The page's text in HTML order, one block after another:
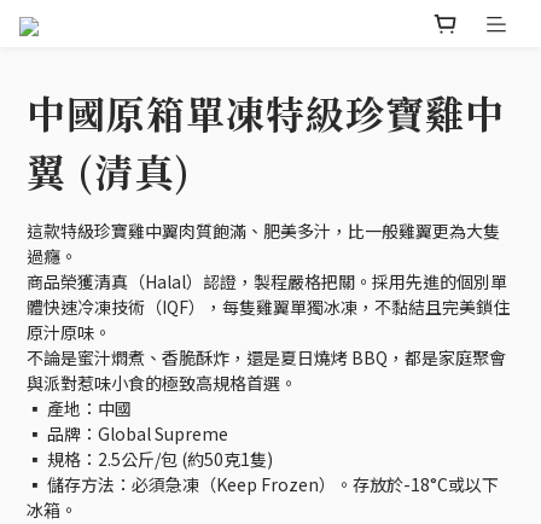
中國原箱單凍特級珍寶雞中
翼 (清真)
這款特級珍寶雞中翼肉質飽滿、肥美多汁，比一般雞翼更為大隻
過癮。
商品榮獲清真（Halal）認證，製程嚴格把關。採用先進的個別單
體快速冷凍技術（IQF），每隻雞翼單獨冰凍，不黏結且完美鎖住
原汁原味。
不論是蜜汁燜煮、香脆酥炸，還是夏日燒烤 BBQ，都是家庭聚會
與派對惹味小食的極致高規格首選。
▪️ 產地：中國
▪️ 品牌：Global Supreme
▪️ 規格：2.5公斤/包 (約50克1隻)
▪️ 儲存方法：必須急凍（Keep Frozen）。存放於-18°C或以下
冰箱。